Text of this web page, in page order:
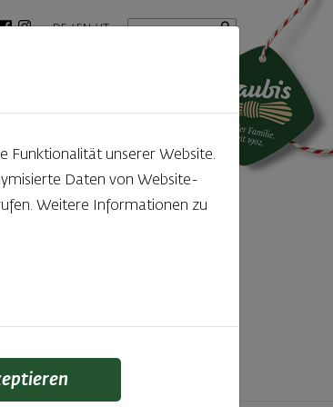
DE EN IT Suchbegriff
Funktionalität unserer Website.
Daten von Website-
Weitere Informationen zu